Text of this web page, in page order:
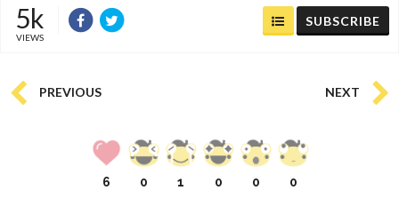
5k
VIEWS
SUBSCRIBE
PREVIOUS NEXT
6 0 1 0 0 0